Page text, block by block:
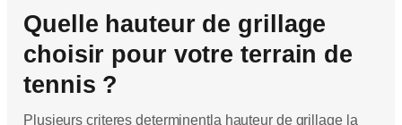
Quelle hauteur de grillage
choisir pour votre terrain de
tennis ?
Plusieurs criteres determinentla hauteur de grillage la